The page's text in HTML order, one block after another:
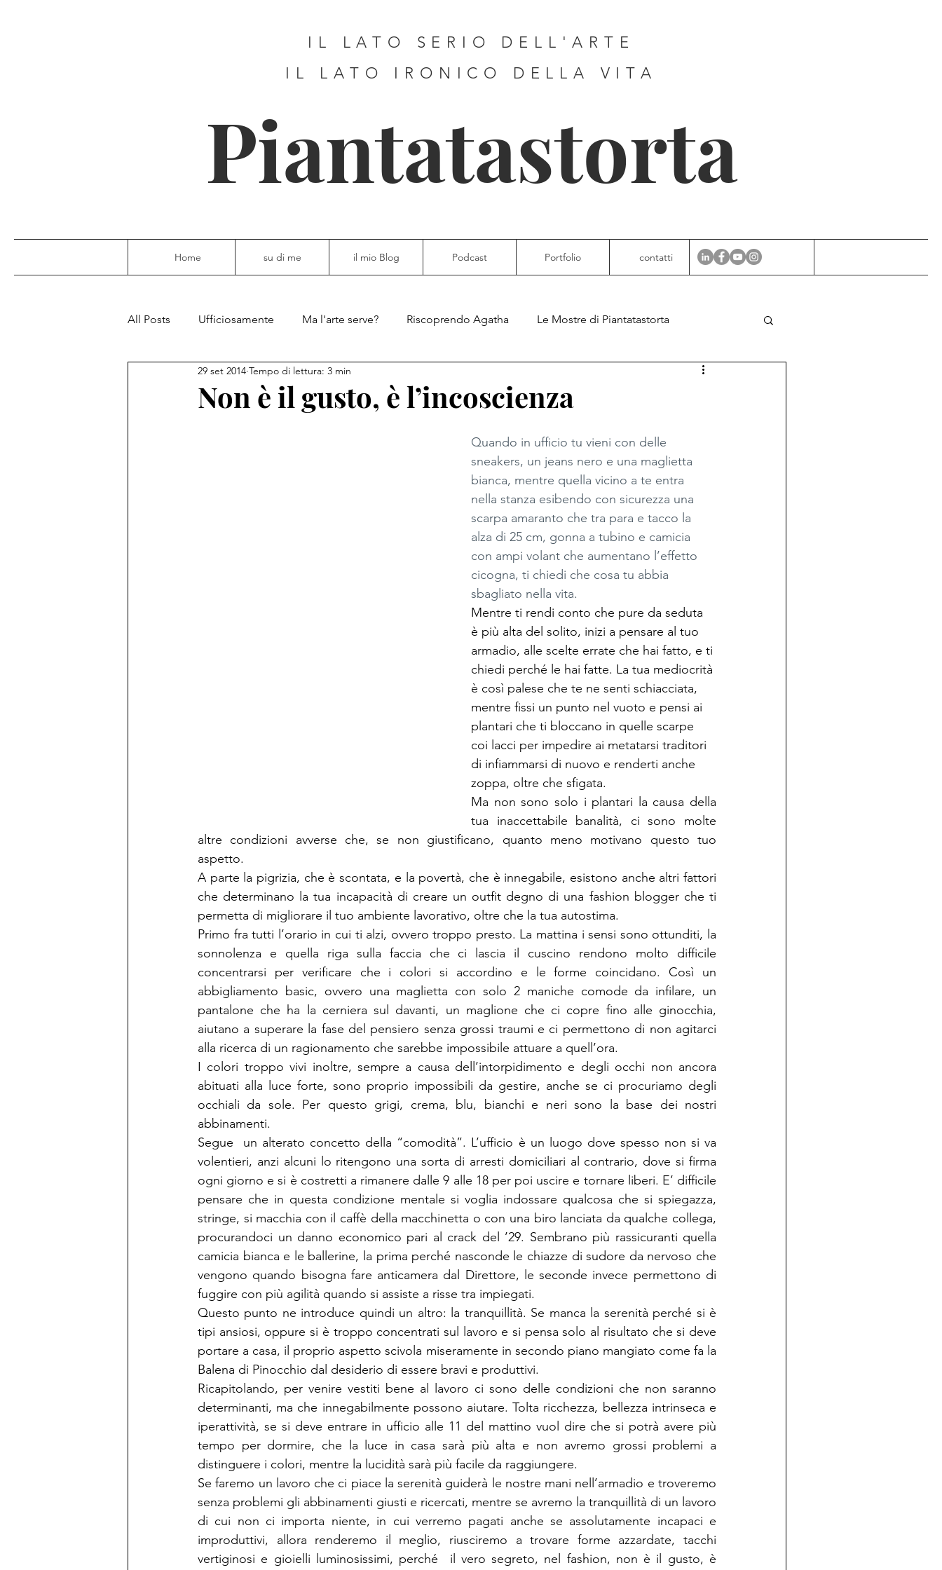
IL LATO SERIO DELL'ARTE
IL LATO IRONICO DELLA VITA
Piantatastorta
Home su di me il mio Blog Podcast Portfolio contatti
All Posts Ufficiosamente Ma l'arte serve? Riscoprendo Agatha Le Mostre di Piantatastorta
PiantataStorta Contemporanea Le ricette di Piantatastorta
Non è il gusto, è l’incoscienza
29 set 2014 Tempo di lettura: 3 min
Quando in ufficio tu vieni con delle
sneakers, un jeans nero e una maglietta
bianca, mentre quella vicino a te entra
nella stanza esibendo con sicurezza una
scarpa amaranto che tra para e tacco la
alza di 25 cm, gonna a tubino e camicia
con ampi volant che aumentano l’effetto
cicogna, ti chiedi che cosa tu abbia
sbagliato nella vita.
Mentre ti rendi conto che pure da seduta
è più alta del solito, inizi a pensare al tuo
armadio, alle scelte errate che hai fatto, e ti
chiedi perché le hai fatte. La tua mediocrità
è così palese che te ne senti schiacciata,
mentre fissi un punto nel vuoto e pensi ai
plantari che ti bloccano in quelle scarpe
coi lacci per impedire ai metatarsi traditori
di infiammarsi di nuovo e renderti anche
zoppa, oltre che sfigata.
Ma non sono solo i plantari la causa della
tua inaccettabile banalità, ci sono molte
altre condizioni avverse che, se non giustificano, quanto meno motivano questo tuo
aspetto.
A parte la pigrizia, che è scontata, e la povertà, che è innegabile, esistono anche altri fattori
che determinano la tua incapacità di creare un outfit degno di una fashion blogger che ti
permetta di migliorare il tuo ambiente lavorativo, oltre che la tua autostima.
Primo fra tutti l’orario in cui ti alzi, ovvero troppo presto. La mattina i sensi sono ottunditi, la
sonnolenza e quella riga sulla faccia che ci lascia il cuscino rendono molto difficile
concentrarsi per verificare che i colori si accordino e le forme coincidano. Così un
abbigliamento basic, ovvero una maglietta con solo 2 maniche comode da infilare, un
pantalone che ha la cerniera sul davanti, un maglione che ci copre fino alle ginocchia,
aiutano a superare la fase del pensiero senza grossi traumi e ci permettono di non agitarci
alla ricerca di un ragionamento che sarebbe impossibile attuare a quell’ora.
I colori troppo vivi inoltre, sempre a causa dell’intorpidimento e degli occhi non ancora
abituati alla luce forte, sono proprio impossibili da gestire, anche se ci procuriamo degli
occhiali da sole. Per questo grigi, crema, blu, bianchi e neri sono la base dei nostri
abbinamenti.
Segue  un alterato concetto della “comodità”. L’ufficio è un luogo dove spesso non si va
volentieri, anzi alcuni lo ritengono una sorta di arresti domiciliari al contrario, dove si firma
ogni giorno e si è costretti a rimanere dalle 9 alle 18 per poi uscire e tornare liberi. E’ difficile
pensare che in questa condizione mentale si voglia indossare qualcosa che si spiegazza,
stringe, si macchia con il caffè della macchinetta o con una biro lanciata da qualche collega,
procurandoci un danno economico pari al crack del ’29. Sembrano più rassicuranti quella
camicia bianca e le ballerine, la prima perché nasconde le chiazze di sudore da nervoso che
vengono quando bisogna fare anticamera dal Direttore, le seconde invece permettono di
fuggire con più agilità quando si assiste a risse tra impiegati.
Questo punto ne introduce quindi un altro: la tranquillità. Se manca la serenità perché si è
tipi ansiosi, oppure si è troppo concentrati sul lavoro e si pensa solo al risultato che si deve
portare a casa, il proprio aspetto scivola miseramente in secondo piano mangiato come fa la
Balena di Pinocchio dal desiderio di essere bravi e produttivi.
Ricapitolando, per venire vestiti bene al lavoro ci sono delle condizioni che non saranno
determinanti, ma che innegabilmente possono aiutare. Tolta ricchezza, bellezza intrinseca e
iperattività, se si deve entrare in ufficio alle 11 del mattino vuol dire che si potrà avere più
tempo per dormire, che la luce in casa sarà più alta e non avremo grossi problemi a
distinguere i colori, mentre la lucidità sarà più facile da raggiungere.
Se faremo un lavoro che ci piace la serenità guiderà le nostre mani nell’armadio e troveremo
senza problemi gli abbinamenti giusti e ricercati, mentre se avremo la tranquillità di un lavoro
di cui non ci importa niente, in cui verremo pagati anche se assolutamente incapaci e
improduttivi, allora renderemo il meglio, riusciremo a trovare forme azzardate, tacchi
vertiginosi e gioielli luminosissimi, perché  il vero segreto, nel fashion, non è il gusto, è